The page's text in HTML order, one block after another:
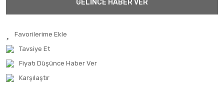
GELİNCE HABER VER
Tavsiye Et
Fiyatı Düşünce Haber Ver
Karşılaştır